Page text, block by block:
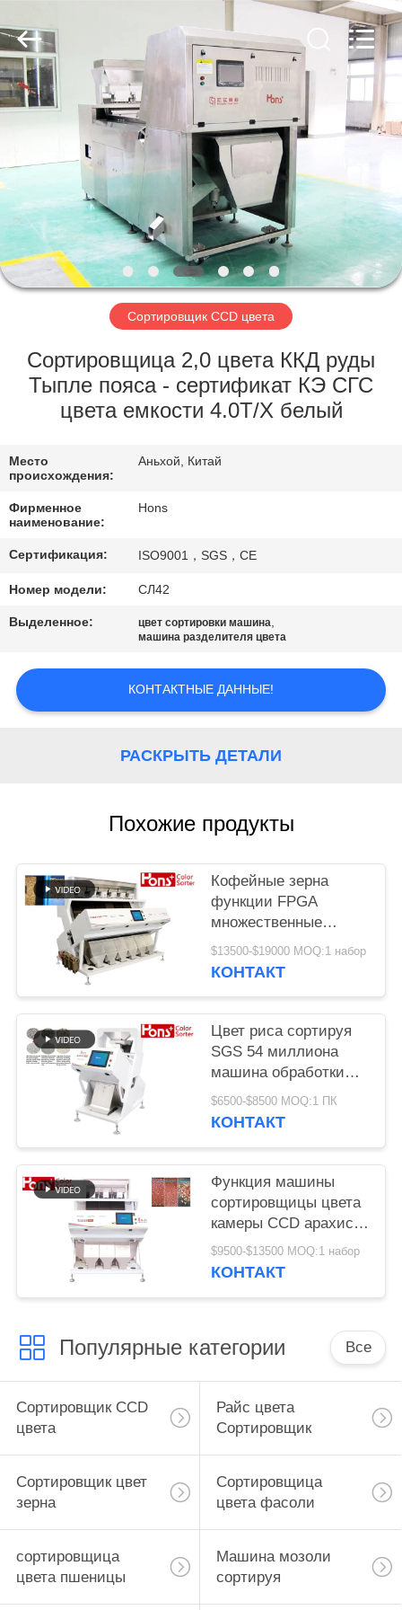
ДОМ
ПРОДУКТЫ
О
НАС
ПУТЕШЕСТВИЕ
ФАБРИКИ
ПРОВЕРКА
КАЧЕСТВА
СВЯЖИТЕСЬ
МЫ
СПРОСИТЕ
ЦИТАТУ
КАРТА
САЙТА
High-
tech
Co.,Ltd.
All
Rights
Reserved.
Сортировщик CCD цвета
Сортировщица 2,0 цвета ККД руды
Тыпле пояса - сертификат КЭ СГС
цвета емкости 4.0Т/Х белый
Место
происхождения:
Аньхой, Китай
Фирменное
наименование:
Hons
Сертификация: ISO9001，SGS，CE
Номер модели: СЛ42
Выделенное: цвет сортировки машина,
машина разделителя цвета
КОНТАКТНЫЕ ДАННЫЕ!
РАСКРЫТЬ ДЕТАЛИ
Похожие продукты
Кофейные зерна
функции FPGA
множественные
красят сортируя
машину
$13500-$19000 MOQ:1 набор
КОНТАКТ
Цвет риса сортируя
SGS 54 миллиона
машина обработки
разделителя пиксела
$6500-$8500 MOQ:1 ПК
КОНТАКТ
Функция машины
сортировщицы цвета
камеры CCD арахиса
3 парашютов
множественная
$9500-$13500 MOQ:1 набор
КОНТАКТ
Популярные категории Все
Сортировщик CCD
цвета
Райс цвета
Сортировщик
Сортировщик цвет
зерна
Сортировщица
цвета фасоли
сортировщица
цвета пшеницы
Машина мозоли
сортируя